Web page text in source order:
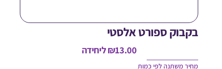
ספורט אלסטי
₪ליחידה
משתנה לפי כמות